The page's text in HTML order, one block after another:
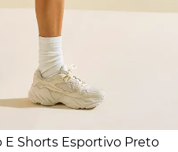
E Shorts Esportivo Preto